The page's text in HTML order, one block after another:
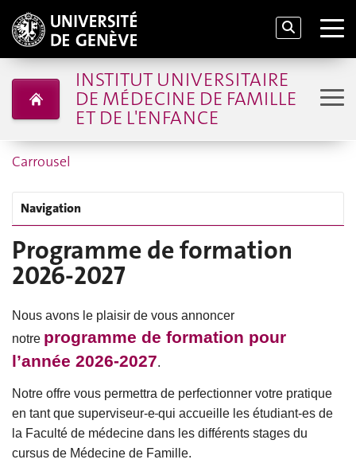
INSTITUT UNIVERSITAIRE
DE MÉDECINE DE FAMILLE
ET DE L'ENFANCE
Carrousel
Navigation
Programme de formation
2026-2027
Nous avons le plaisir de vous annoncer
notre programme de formation pour
l’année 2026-2027.
Notre offre vous permettra de perfectionner votre pratique
en tant que superviseur-e qui accueille les étudiant-es de
la Faculté de médecine dans les différents stages du
cursus de Médecine de Famille.